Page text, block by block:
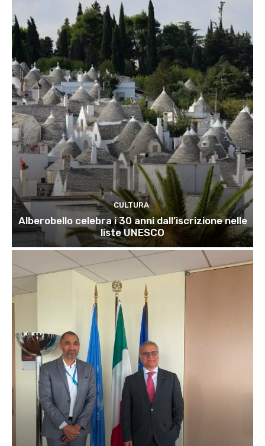
CULTURA
Alberobello celebra i 30 anni dall’iscrizione nelle
liste UNESCO